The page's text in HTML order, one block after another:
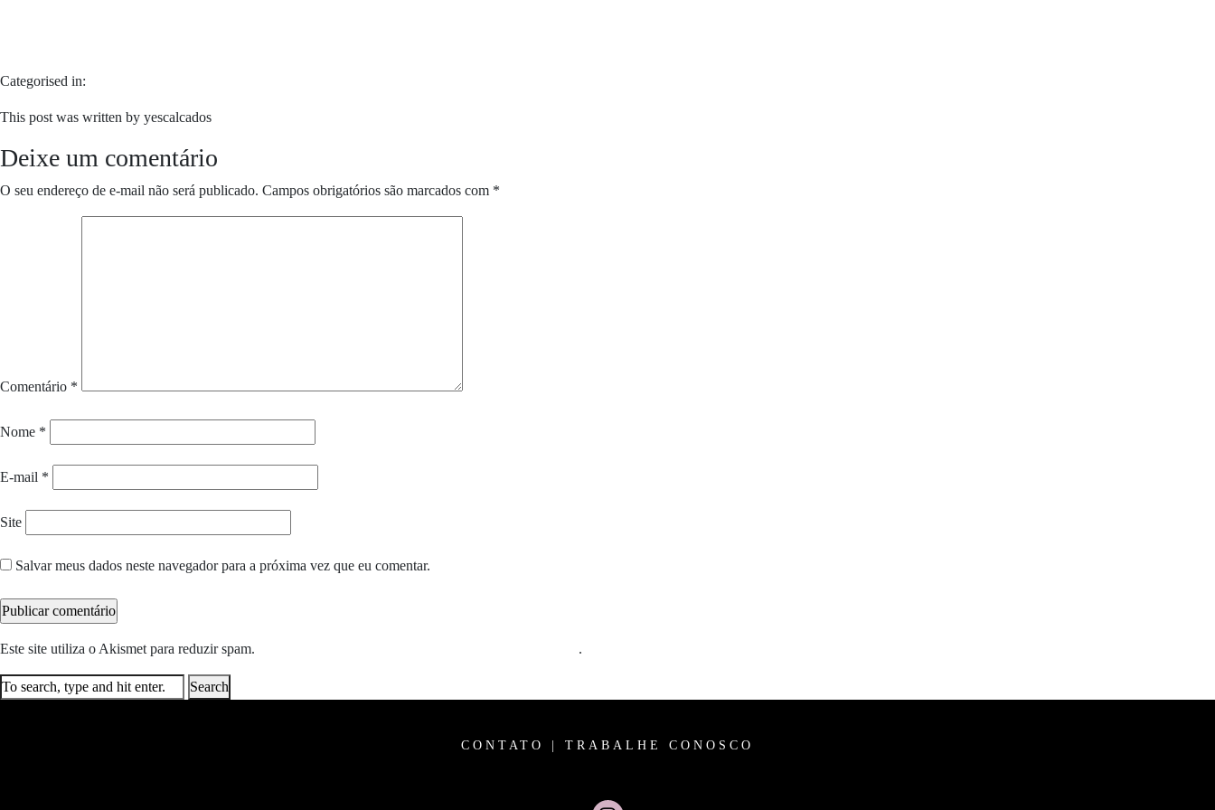
Categorised in:
This post was written by yescalcados
Deixe um comentário
O seu endereço de e-mail não será publicado. Campos obrigatórios são marcados com *
Comentário *
Nome *
E-mail *
Site
Salvar meus dados neste navegador para a próxima vez que eu comentar.
Este site utiliza o Akismet para reduzir spam. .
Search
CONTATO TRABALHE CONOSCO